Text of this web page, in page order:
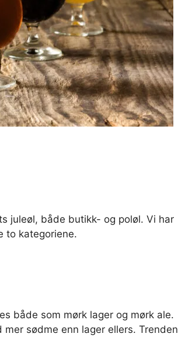
juleøl, både butikk- og poløl. Vi har
to kategoriene.
både som mørk lager og mørk ale.
sødme enn lager ellers. Trenden